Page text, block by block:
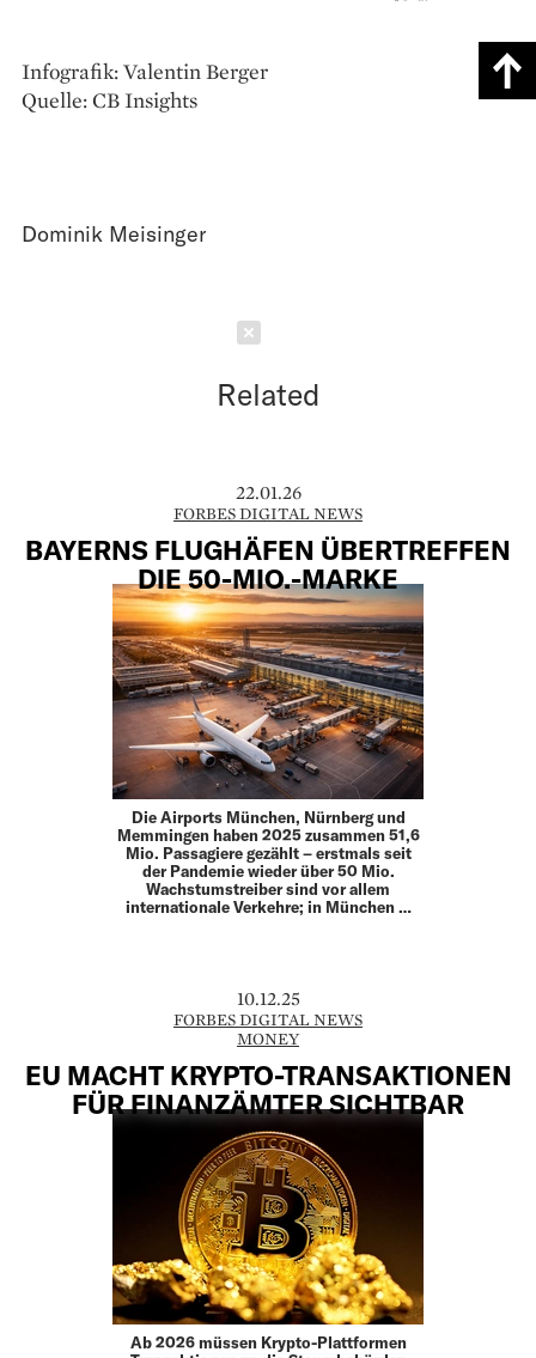
Infografik: Valentin Berger
Quelle: CB Insights
Dominik Meisinger
Related
22.01.26
FORBES DIGITAL NEWS
BAYERNS FLUGHÄFEN ÜBERTREFFEN
DIE 50-MIO.-MARKE
Die Airports München, Nürnberg und
Memmingen haben 2025 zusammen 51,6
Mio. Passagiere gezählt – erstmals seit
der Pandemie wieder über 50 Mio.
Wachstumstreiber sind vor allem
internationale Verkehre; in München …
10.12.25
FORBES DIGITAL NEWS
MONEY
EU MACHT KRYPTO-TRANSAKTIONEN
FÜR FINANZÄMTER SICHTBAR
Ab 2026 müssen Krypto-Plattformen